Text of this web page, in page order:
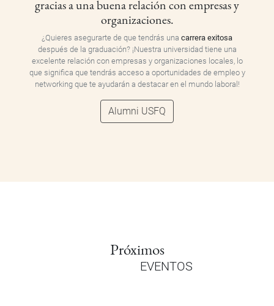
gracias a una buena relación con empresas y
organizaciones.
¿Quieres asegurarte de que tendrás una carrera exitosa
después de la graduación? ¡Nuestra universidad tiene una
excelente relación con empresas y organizaciones locales, lo
que significa que tendrás acceso a oportunidades de empleo y
networking que te ayudarán a destacar en el mundo laboral!
Alumni USFQ
Próximos
EVENTOS